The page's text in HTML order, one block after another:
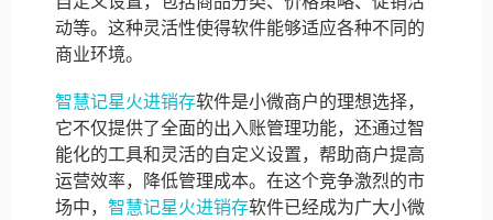
动等。这种灵活性使得软件能够适应各种不同的
商业环境。
智慧记星火进销存软件是小微商户的理想选择，
它不仅提供了全面的出入账管理功能，还通过智
能化的工具和灵活的自定义设置，帮助商户提高
运营效率，降低管理成本。在这个竞争激烈的市
场中， 智慧记星火进销存软件已经成为广大小微